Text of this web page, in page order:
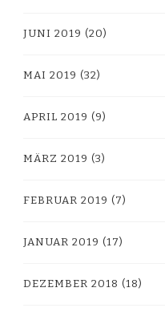
JUNI 2019 (20)
MAI 2019 (32)
APRIL 2019 (9)
MÄRZ 2019 (3)
FEBRUAR 2019 (7)
JANUAR 2019 (17)
DEZEMBER 2018 (18)